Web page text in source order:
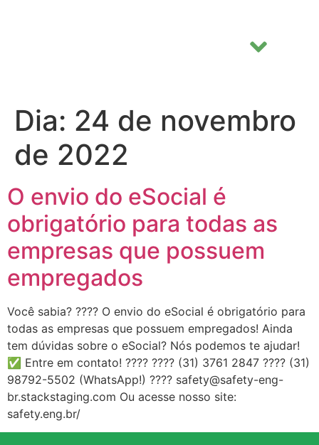
Dia: 24 de novembro
de 2022
O envio do eSocial é
obrigatório para todas as
empresas que possuem
empregados
Você sabia? ???? O envio do eSocial é obrigatório para
todas as empresas que possuem empregados! Ainda
tem dúvidas sobre o eSocial? Nós podemos te ajudar!
✅ Entre em contato! ???? ???? (31) 3761 2847 ???? (31)
98792-5502 (WhatsApp!) ???? safety@safety-eng-
br.stackstaging.com Ou acesse nosso site:
safety.eng.br/